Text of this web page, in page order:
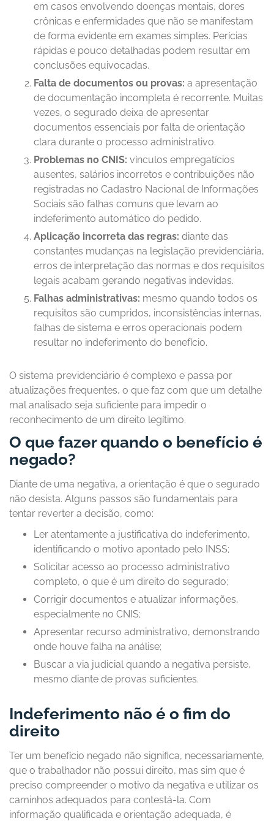
em casos envolvendo doenças mentais, dores
crônicas e enfermidades que não se manifestam
de forma evidente em exames simples. Perícias
rápidas e pouco detalhadas podem resultar em
conclusões equivocadas.
Falta de documentos ou provas: a apresentação
de documentação incompleta é recorrente. Muitas
vezes, o segurado deixa de apresentar
documentos essenciais por falta de orientação
clara durante o processo administrativo.
Problemas no CNIS: vínculos empregatícios
ausentes, salários incorretos e contribuições não
registradas no Cadastro Nacional de Informações
Sociais são falhas comuns que levam ao
indeferimento automático do pedido.
Aplicação incorreta das regras: diante das
constantes mudanças na legislação previdenciária,
erros de interpretação das normas e dos requisitos
legais acabam gerando negativas indevidas.
Falhas administrativas: mesmo quando todos os
requisitos são cumpridos, inconsistências internas,
falhas de sistema e erros operacionais podem
resultar no indeferimento do benefício.
O sistema previdenciário é complexo e passa por
atualizações frequentes, o que faz com que um detalhe
mal analisado seja suficiente para impedir o
reconhecimento de um direito legítimo.
O que fazer quando o benefício é
negado?
Diante de uma negativa, a orientação é que o segurado
não desista. Alguns passos são fundamentais para
tentar reverter a decisão, como:
Ler atentamente a justificativa do indeferimento,
identificando o motivo apontado pelo INSS;
Solicitar acesso ao processo administrativo
completo, o que é um direito do segurado;
Corrigir documentos e atualizar informações,
especialmente no CNIS;
Apresentar recurso administrativo, demonstrando
onde houve falha na análise;
Buscar a via judicial quando a negativa persiste,
mesmo diante de provas suficientes.
Indeferimento não é o fim do
direito
Ter um benefício negado não significa, necessariamente,
que o trabalhador não possui direito, mas sim que é
preciso compreender o motivo da negativa e utilizar os
caminhos adequados para contestá-la. Com
informação qualificada e orientação adequada, é